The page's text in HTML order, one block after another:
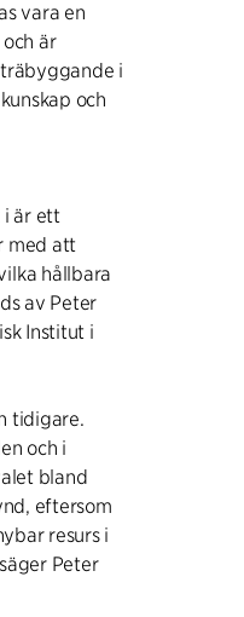
vara en
är
i
och
i är ett
med att
hållbara
av Peter
Institut i
tidigare.
och i
bland
eftersom
resurs i
Peter